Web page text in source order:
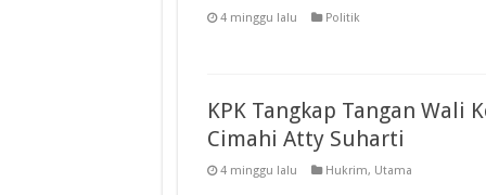
4 minggu lalu Politik
KPK Tangkap Tangan Wali
Cimahi Atty Suharti
4 minggu lalu Hukrim, Utama